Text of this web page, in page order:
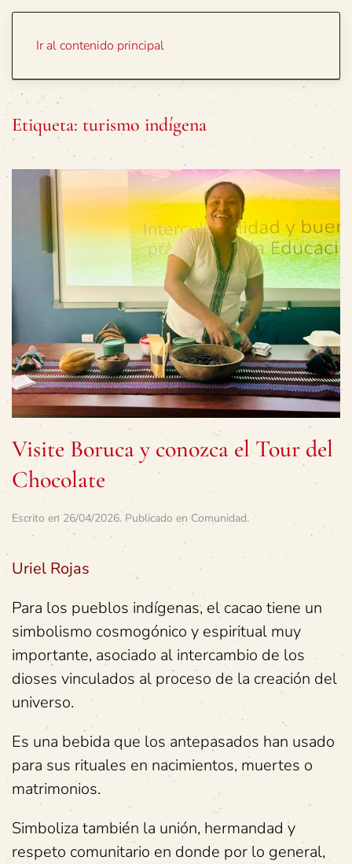
Ir al contenido principal
Etiqueta: turismo indígena
Visite Boruca y conozca el Tour del
Chocolate
Escrito en 26/04/2026. Publicado en Comunidad.
Uriel Rojas
Para los pueblos indígenas, el cacao tiene un
simbolismo cosmogónico y espiritual muy
importante, asociado al intercambio de los
dioses vinculados al proceso de la creación del
universo.
Es una bebida que los antepasados han usado
para sus rituales en nacimientos, muertes o
matrimonios.
Simboliza también la unión, hermandad y
respeto comunitario en donde por lo general,